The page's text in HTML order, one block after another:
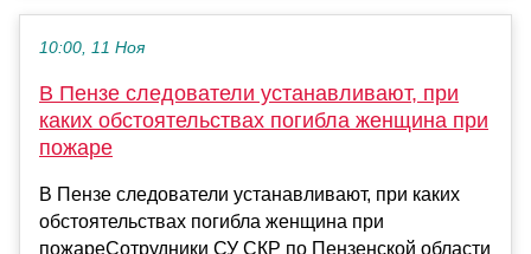
10:00, 11 Ноя
В Пензе следователи устанавливают, при
каких обстоятельствах погибла женщина при
пожаре
В Пензе следователи устанавливают, при каких
обстоятельствах погибла женщина при
пожареСотрудники СУ СКР по Пензенской области